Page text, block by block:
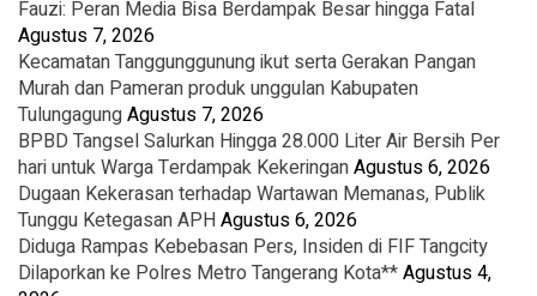
Fauzi: Peran Media Bisa Berdampak Besar hingga Fatal
Agustus 7, 2026
Kecamatan Tanggunggunung ikut serta Gerakan Pangan
Murah dan Pameran produk unggulan Kabupaten
TulungagungAgustus 7, 2026
BPBD Tangsel Salurkan Hingga 28.000 Liter Air Bersih Per
hari untuk Warga Terdampak KekeringanAgustus 6, 2026
Dugaan Kekerasan terhadap Wartawan Memanas, Publik
Tunggu Ketegasan APHAgustus 6, 2026
Diduga Rampas Kebebasan Pers, Insiden di FIF Tangcity
Dilaporkan ke Polres Metro Tangerang Kota**Agustus 4,